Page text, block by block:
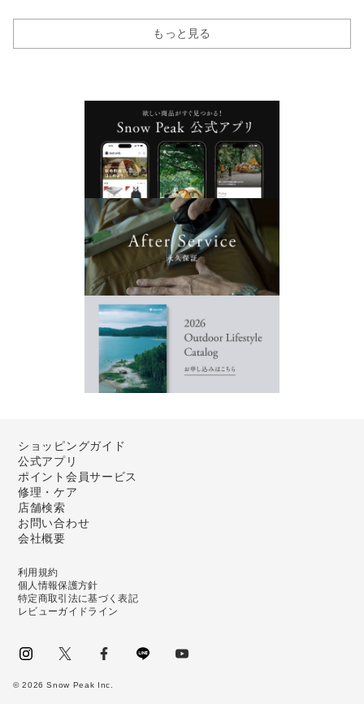
もっと見る
ショッピングガイド
公式アプリ
ポイント会員サービス
修理・ケア
店舗検索
お問い合わせ
会社概要
利用規約
個人情報保護方針
特定商取引法に基づく表記
レビューガイドライン
©2026 Snow Peak Inc.